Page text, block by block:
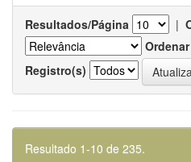
Resultados/Página |
Ordenar
Registro(s)
Resultado 1-10 de 235.